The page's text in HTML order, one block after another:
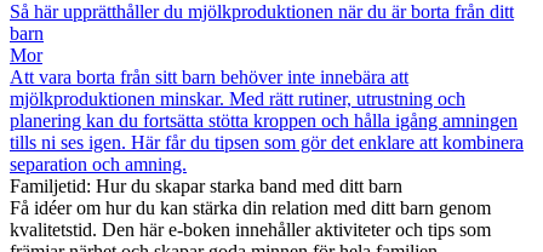
Så här upprätthåller du mjölkproduktionen när du är borta från ditt
barn
Mor
Att vara borta från sitt barn behöver inte innebära att
mjölkproduktionen minskar. Med rätt rutiner, utrustning och
planering kan du fortsätta stötta kroppen och hålla igång amningen
tills ni ses igen. Här får du tipsen som gör det enklare att kombinera
separation och amning.
Familjetid: Hur du skapar starka band med ditt barn
Få idéer om hur du kan stärka din relation med ditt barn genom
kvalitetstid. Den här e-boken innehåller aktiviteter och tips som